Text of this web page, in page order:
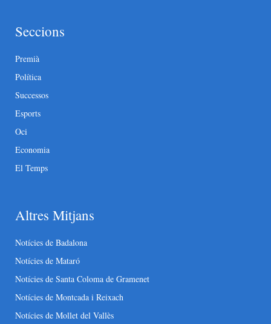
Seccions
Premià
Política
Successos
Esports
Oci
Economia
El Temps
Altres Mitjans
Notícies de Badalona
Notícies de Mataró
Notícies de Santa Coloma de Gramenet
Notícies de Montcada i Reixach
Notícies de Mollet del Vallès